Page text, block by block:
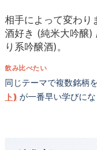
相手によって変わり
酒好き (純米大吟醸
り系吟醸酒)。
飲み比べたい
同じテーマで複数銘柄
ト) が一番早い学びにな